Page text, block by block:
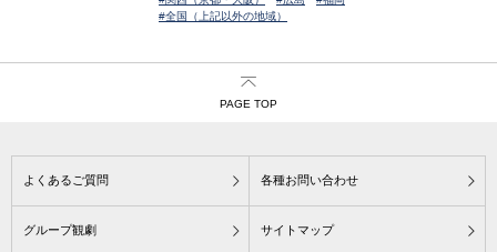
#全国（上記以外の地域）
PAGE TOP
よくあるご質問 各種お問い合わせ
グループ観劇 サイトマップ